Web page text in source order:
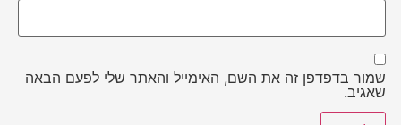
שמור בדפדפן זה את השם, האימייל והאתר שלי לפעם הבאה
שאגיב.